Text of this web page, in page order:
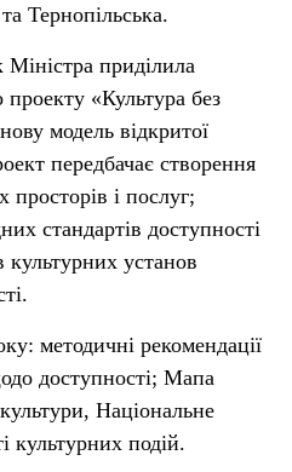
Тернопільська.
приділила
проекту «Культура без
модель відкритої
передбачає створення
просторів і послуг;
стандартів доступності
культурних установ
методичні рекомендації
доступності; Мапа
культури, Національне
культурних подій.